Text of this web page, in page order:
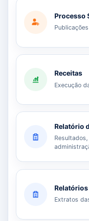
Processo
Receitas
Execução
Relatório
Relatórios
Extratos